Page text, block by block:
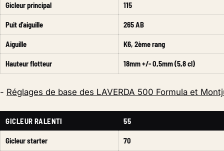
Gicleur principal 115
Puit d'aiguille 265 AB
Aiguille K6, 2ème rang
Hauteur flotteur 18mm +/- 0,5mm (5,8 cl)
- Réglages de base des LAVERDA 500 Formula et
GICLEUR RALENTI 55
Gicleur starter 70